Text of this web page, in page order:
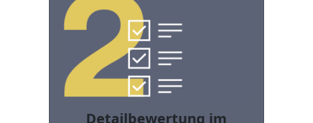
Detailbewertung im